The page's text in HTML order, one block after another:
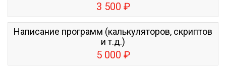
3 500 ₽
Написание программ (калькуляторов, скриптов
и т.д.)
5 000 ₽